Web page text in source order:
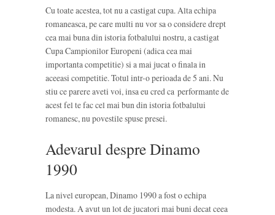
Cu toate acestea, tot nu a castigat cupa. Alta echipa
romaneasca, pe care multi nu vor sa o considere drept
cea mai buna din istoria fotbalului nostru, a castigat
Cupa Campionilor Europeni (adica cea mai
importanta competitie) si a mai jucat o finala in
aceeasi competitie. Totul intr-o perioada de 5 ani. Nu
stiu ce parere aveti voi, insa eu cred ca performante de
acest fel te fac cel mai bun din istoria fotbalului
romanesc, nu povestile spuse presei.
Adevarul despre Dinamo
1990
La nivel european, Dinamo 1990 a fost o echipa
modesta. A avut un lot de jucatori mai buni decat ceea